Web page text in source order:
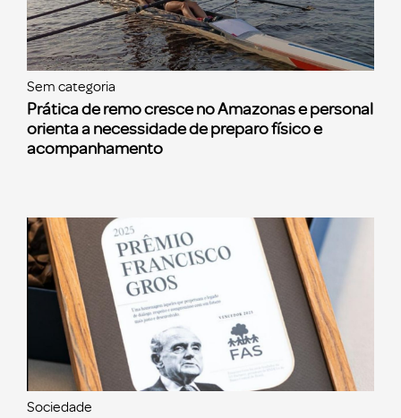
Sem categoria
Prática de remo cresce no Amazonas e personal
orienta a necessidade de preparo físico e
acompanhamento
Sociedade